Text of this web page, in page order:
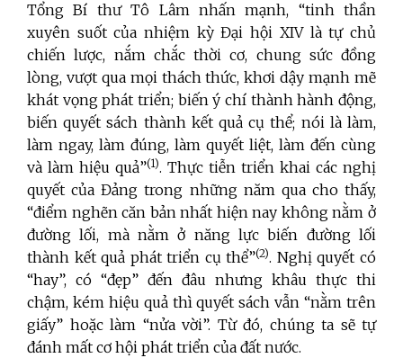
Tổng Bí thư Tô Lâm nhấn mạnh, “tinh thần
xuyên suốt của nhiệm kỳ Đại hội XIV là tự chủ
chiến lược, nắm chắc thời cơ, chung sức đồng
lòng, vượt qua mọi thách thức, khơi dậy mạnh mẽ
khát vọng phát triển; biến ý chí thành hành động,
biến quyết sách thành kết quả cụ thể; nói là làm,
làm ngay, làm đúng, làm quyết liệt, làm đến cùng
và làm hiệu quả”(1). Thực tiễn triển khai các nghị
quyết của Đảng trong những năm qua cho thấy,
“điểm nghẽn căn bản nhất hiện nay không nằm ở
đường lối, mà nằm ở năng lực biến đường lối
thành kết quả phát triển cụ thể”(2). Nghị quyết có
“hay”, có “đẹp” đến đâu nhưng khâu thực thi
chậm, kém hiệu quả thì quyết sách vẫn “nằm trên
giấy” hoặc làm “nửa vời”. Từ đó, chúng ta sẽ tự
đánh mất cơ hội phát triển của đất nước.